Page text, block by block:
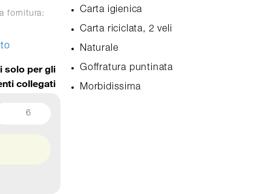
fornitura:
solo per gli
collegati
6
Carta igienica
Carta riciclata, 2 veli
Naturale
Goffratura puntinata
Morbidissima